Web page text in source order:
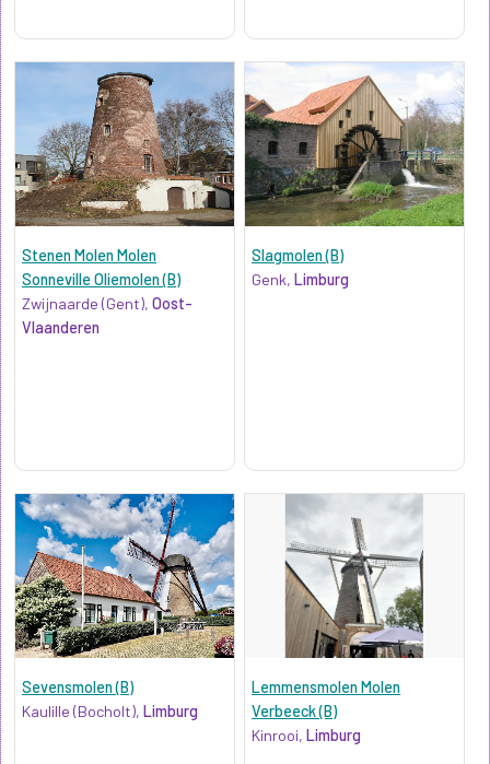
Stenen Molen Molen
Sonneville Oliemolen (B)
Zwijnaarde (Gent), Oost-
Vlaanderen
Slagmolen (B)
Genk,Limburg
Sevensmolen (B)
Kaulille (Bocholt), Limburg
Lemmensmolen Molen
Verbeeck (B)
Kinrooi,Limburg